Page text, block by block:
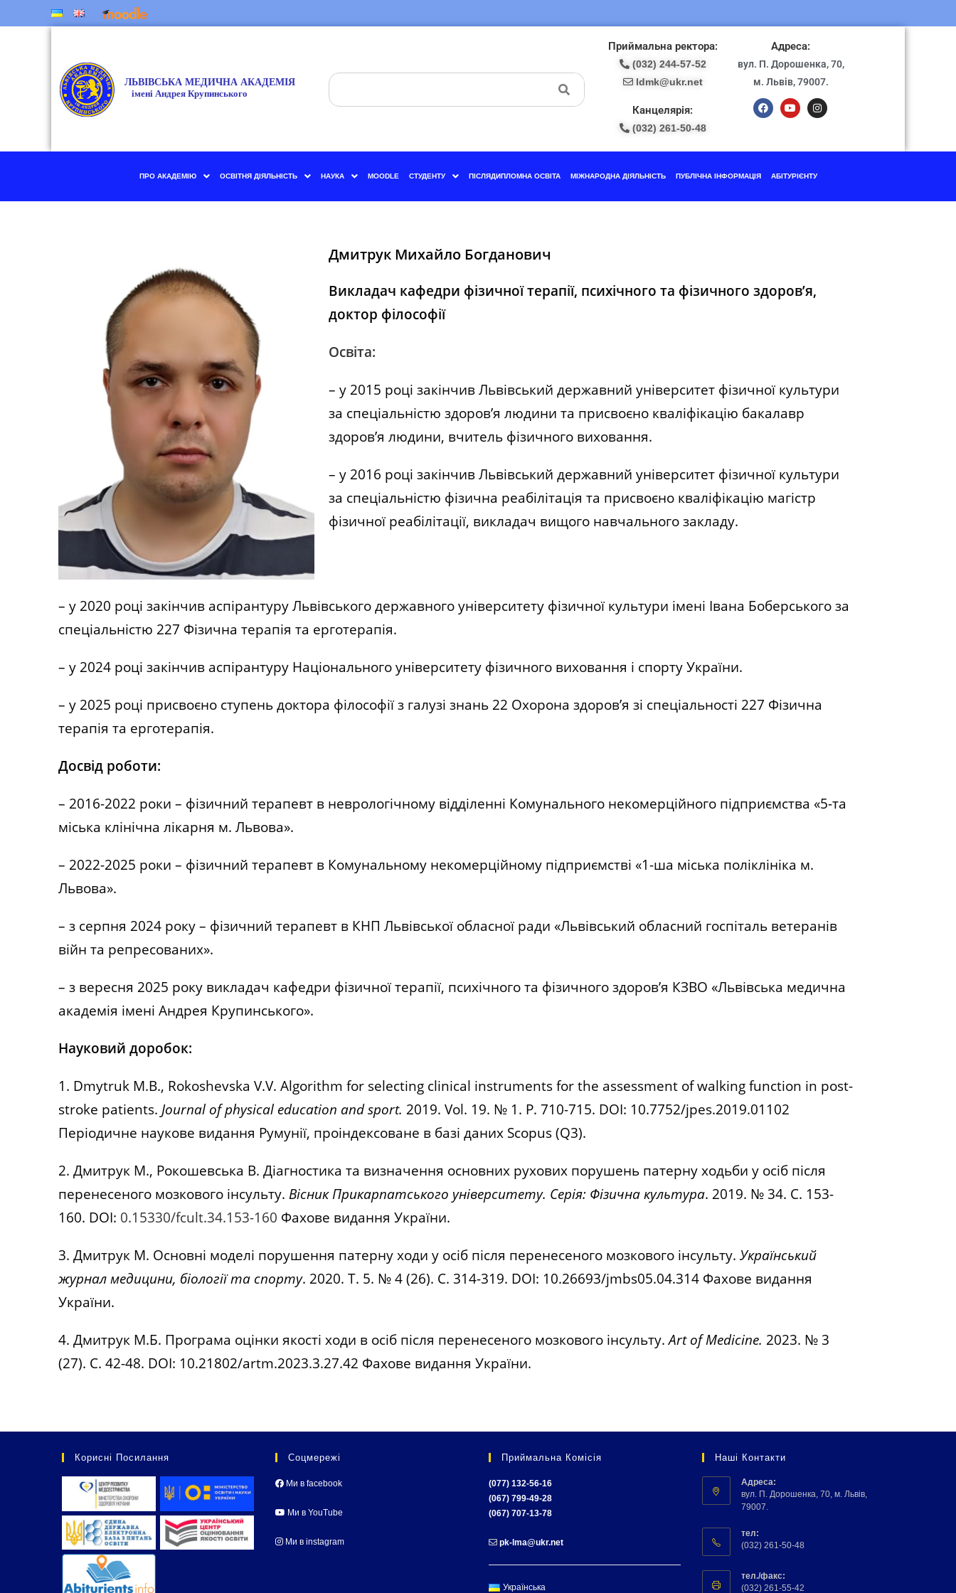
Приймальна ректора:
(032) 244-57-52
ldmk@ukr.net
Канцелярія:
(032) 261-50-48
Адреса:
вул. П. Дорошенка, 70,
м. Львів, 79007.
ПРО АКАДЕМІЮ ОСВІТНЯ ДІЯЛЬНІСТЬ НАУКА MOODLE СТУДЕНТУ ПІСЛЯДИПЛОМНА ОСВІТА МІЖНАРОДНА ДІЯЛЬНІСТЬ ПУБЛІЧНА ІНФОРМАЦІЯ АБІТУРІЄНТУ
Дмитрук Михайло Богданович
Викладач кафедри фізичної терапії, психічного та фізичного здоров’я,
доктор філософії
Освіта:
– у 2015 році закінчив Львівський державний університет фізичної культури
за спеціальністю здоров’я людини та присвоєно кваліфікацію бакалавр
здоров’я людини, вчитель фізичного виховання.
– у 2016 році закінчив Львівський державний університет фізичної культури
за спеціальністю фізична реабілітація та присвоєно кваліфікацію магістр
фізичної реабілітації, викладач вищого навчального закладу.
– у 2020 році закінчив аспірантуру Львівського державного університету фізичної культури імені Івана Боберського за
спеціальністю 227 Фізична терапія та ерготерапія.
– у 2024 році закінчив аспірантуру Національного університету фізичного виховання і спорту України.
– у 2025 році присвоєно ступень доктора філософії з галузі знань 22 Охорона здоров’я зі спеціальності 227 Фізична
терапія та ерготерапія.
Досвід роботи:
– 2016-2022 роки – фізичний терапевт в неврологічному відділенні Комунального некомерційного підприємства «5-та
міська клінічна лікарня м. Львова».
– 2022-2025 роки – фізичний терапевт в Комунальному некомерційному підприємстві «1-ша міська поліклініка м.
Львова».
– з серпня 2024 року – фізичний терапевт в КНП Львівської обласної ради «Львівський обласний госпіталь ветеранів
війн та репресованих».
– з вересня 2025 року викладач кафедри фізичної терапії, психічного та фізичного здоров’я КЗВО «Львівська медична
академія імені Андрея Крупинського».
Науковий доробок:
1. Dmytruk M.B., Rokoshevska V.V. Algorithm for selecting clinical instruments for the assessment of walking function in post-
stroke patients. Journal of physical education and sport. 2019. Vol. 19. № 1. P. 710-715. DOI: 10.7752/jpes.2019.01102
Періодичне наукове видання Румунії, проіндексоване в базі даних Scopus (Q3).
2. Дмитрук М., Рокошевська В. Діагностика та визначення основних рухових порушень патерну ходьби у осіб після
перенесеного мозкового інсульту. Вісник Прикарпатського університету. Серія: Фізична культура. 2019. № 34. С. 153-
160. DOI: 0.15330/fcult.34.153-160 Фахове видання України.
3. Дмитрук М. Основні моделі порушення патерну ходи у осіб після перенесеного мозкового інсульту. Український
журнал медицини, біології та спорту. 2020. Т. 5. № 4 (26). С. 314-319. DOI: 10.26693/jmbs05.04.314 Фахове видання
України.
4. Дмитрук М.Б. Програма оцінки якості ходи в осіб після перенесеного мозкового інсульту. Art of Medicine. 2023. № 3
(27). С. 42-48. DOI: 10.21802/artm.2023.3.27.42 Фахове видання України.
Корисні Посилання Соцмережі
Ми в facebook
Ми в YouTube
Ми в instagram
Приймальна Комісія
(077) 132-56-16
(067) 799-49-28
(067) 707-13-78
pk-lma@ukr.net
Українська
Наші Контакти
Адреса:
вул. П. Дорошенка, 70, м. Львів,
79007.
тел:
(032) 261-50-48
тел./факс:
(032) 261-55-42